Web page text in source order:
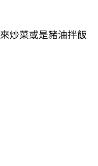
炒菜或是豬油拌飯